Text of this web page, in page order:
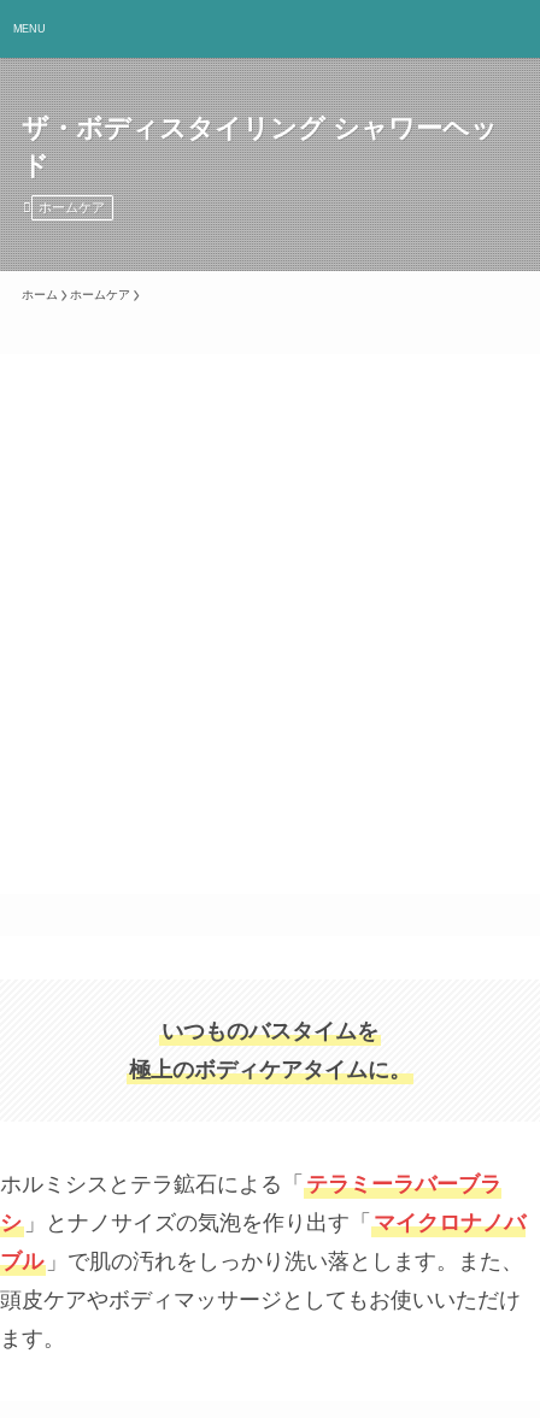
MENU
ザ・ボディスタイリング シャワーヘッ
ド
ホームケア
ホーム ホームケア
いつものバスタイムを
極上のボディケアタイムに。
ホルミシスとテラ鉱石による「 テラミーラバーブラ
シ 」とナノサイズの気泡を作り出す「 マイクロナノバ
ブル 」で肌の汚れをしっかり洗い落とします。また、
頭皮ケアやボディマッサージとしてもお使いいただけ
ます。